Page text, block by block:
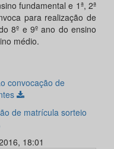
fundamental e 1ª, 2ª
para realização de
8º e 9º ano do ensino
médio.
convocação de
de matrícula sorteio
18:01